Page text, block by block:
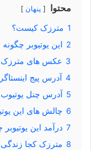
محتوا پنهان
1 مترزک کیست؟
2 این یوتیوبر
3 عکس های مترزک
4 آدرس پیج
5 آدرس چنل یوتیوب
6 چالش های این
7 درآمد این
8 مترزک کجا